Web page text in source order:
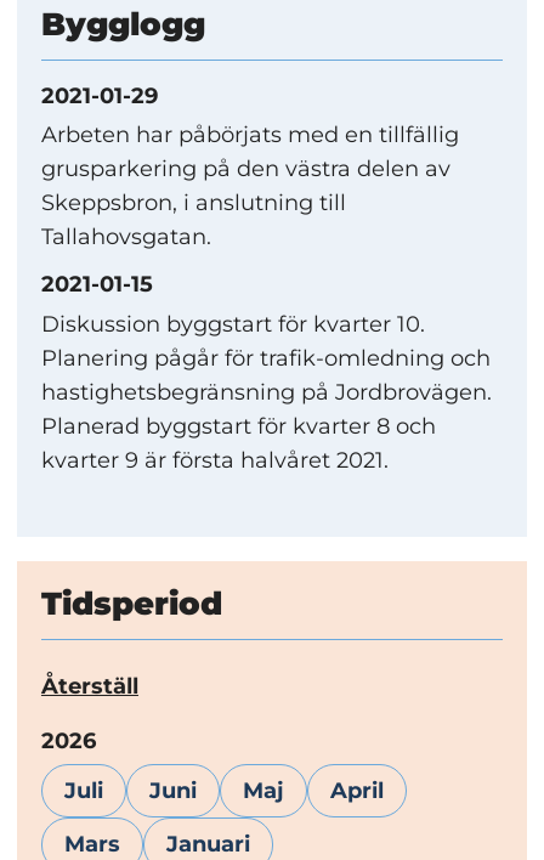
Bygglogg
2021-01-29
Arbeten har påbörjats med en tillfällig
grusparkering på den västra delen av
Skeppsbron, i anslutning till
Tallahovsgatan.
2021-01-15
Diskussion byggstart för kvarter 10.
Planering pågår för trafik-omledning och
hastighetsbegränsning på Jordbrovägen.
Planerad byggstart för kvarter 8 och
kvarter 9 är första halvåret 2021.
Tidsperiod
Återställ
År:
2026
Juli
Juni Maj April
Mars Januari